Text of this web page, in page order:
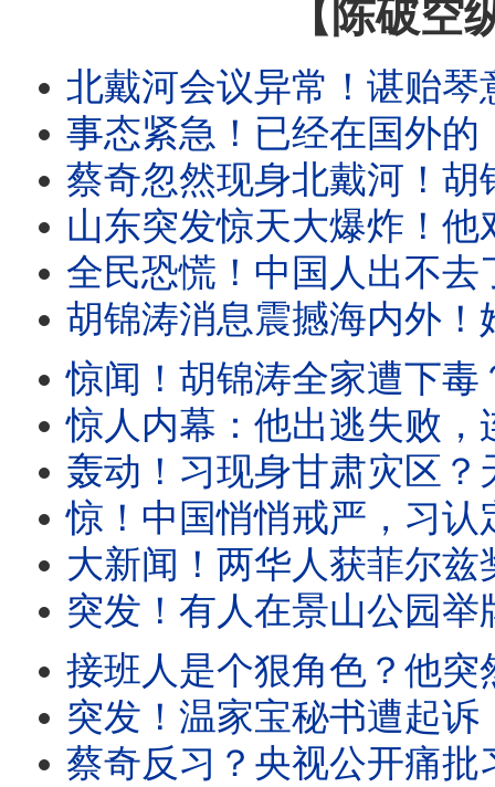
【陈破空
北戴河会议异常！谌贻琴意外缺席，为彭丽媛腾位？香港出大事：栗家族遭一网
事态紧急！已经在国外的，千万别回去！回国就完蛋：遭强制放弃外国身份。体
蔡奇忽然现身北戴河！胡锦涛消息是习派故意放风？意在恐吓！传
山东突发惊天大爆炸！他对连任没把握？突然喊打黑一年，直到明年21大
全民恐慌！中国人出不去了，也回不去了！新规把中国变
胡锦涛消息震撼海内外！她否认发布，但未否认传言！五中全会：要把王岐
惊闻！胡锦涛全家遭下毒？全网疯传。习召集政治局开会，六个
惊人内幕：他出逃失败，连累多名政治局委员！境外势力打入
轰动！习现身甘肃灾区？天津突然军管！建高墙围堵全市、堵死出海口。中共
惊！中国悄悄戒严，习认定要出事？诡异！王岐山特殊亮相。李
大新闻！两华人获菲尔兹奖，致命打脸土共！他正在看恋爱小说，她曾在北大苦苦挣扎。
突发！有人在景山公园举牌，公开支持丁薛祥出任总书记。长春市委书记公开挑战中南海：
接班人是个狠角色？他突然发飙：谁不用谁就是叛徒！海归高官正要演讲，突
突发！温家宝秘书遭起诉，罪名稀奇。胡舒立压力大，被迫切割王岐山。
蔡奇反习？央视公开痛批习政策！内部爆猛料：大上海淹没，祸起下水道